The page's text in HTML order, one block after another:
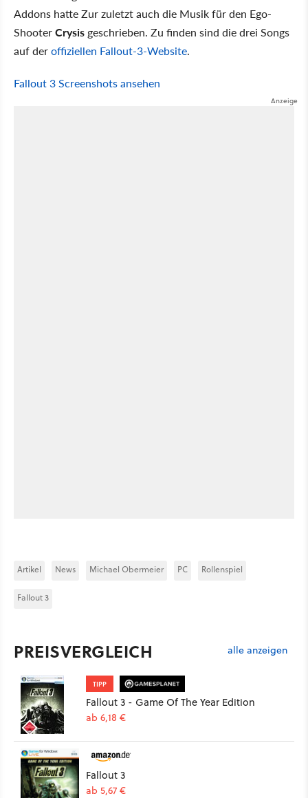
Addons hatte Zur zuletzt auch die Musik für den Ego-
ShooterCrysis geschrieben. Zu finden sind die drei Songs
auf deroffiziellen Fallout-3-Website.
Fallout 3 Screenshots ansehen
Artikel News Michael Obermeier PC Rollenspiel
Fallout 3
PREISVERGLEICH alle anzeigen
TIPP
Fallout 3 - Game Of The Year Edition
ab 6,18 €
Fallout 3
ab 5,67 €